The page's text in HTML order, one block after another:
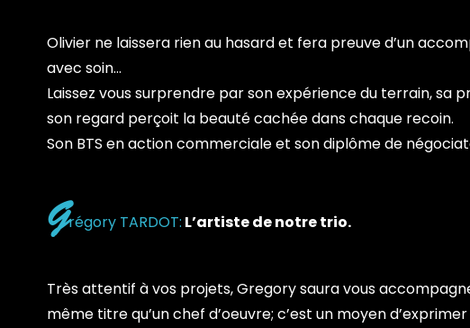
Olivier ne laissera rien au hasard et fera preuve d’un
avec soin…
Laissez vous surprendre par son expérience du terrain, sa
son regard perçoit la beauté cachée dans chaque recoin.
Son BTS en action commerciale et son diplôme de
Grégory TARDOT: L’artiste de notre trio.
Très attentif à vos projets, Gregory saura vous
même titre qu’un chef d’oeuvre; c’est un moyen